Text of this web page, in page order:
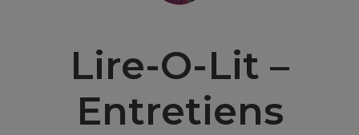
Lire-O-Lit –
Entretiens